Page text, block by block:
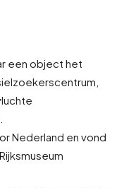
een object het
Nederland en vond